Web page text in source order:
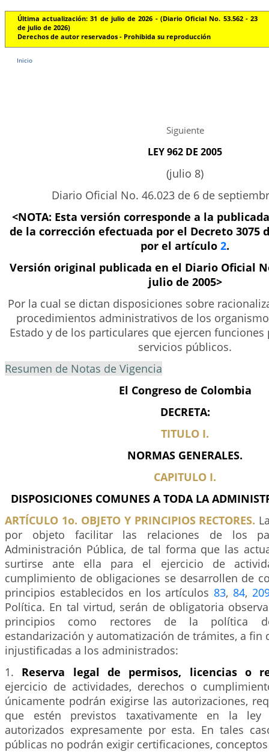
Última actualización: 31 de julio de 2026 - (Diario Oficial No. 53.562 - 23
de julio de 2026)
Derechos de autor reservados - Prohibida su reproducción
Inicio
Siguiente
LEY 962 DE 2005
(julio 8)
Diario Oficial No. 46.023 de 6 de
<NOTA: Esta versión corresponde a la
de la corrección efectuada por el Decreto 3075
por el artículo 2.
Versión original publicada en el Diario Oficial
julio de 2005>
Por la cual se dictan disposiciones sobre
procedimientos administrativos de los
Estado y de los particulares que ejercen
servicios públicos.
Resumen de Notas de Vigencia
El Congreso de Colombia
DECRETA:
TITULO I.
NORMAS GENERALES.
CAPITULO I.
DISPOSICIONES COMUNES A TODA LA
ARTÍCULO 1o. OBJETO Y PRINCIPIOS RECTORES.
por objeto facilitar las relaciones de los
Administración Pública, de tal forma que las
surtirse ante ella para el ejercicio de
cumplimiento de obligaciones se desarrollen de
principios establecidos en los artículos 83, 84,
Política. En tal virtud, serán de obligatoria
principios como rectores de la política de
estandarización y automatización de trámites, a fin
injustificadas a los administrados:
1. Reserva legal de permisos, licencias o
ejercicio de actividades, derechos o
únicamente podrán exigirse las autorizaciones,
que estén previstos taxativamente en la
autorizados expresamente por esta. En tales
públicas no podrán exigir certificaciones,